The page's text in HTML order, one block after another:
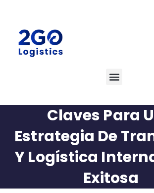
Claves Para
Estrategia De
Y Logística
Exitosa